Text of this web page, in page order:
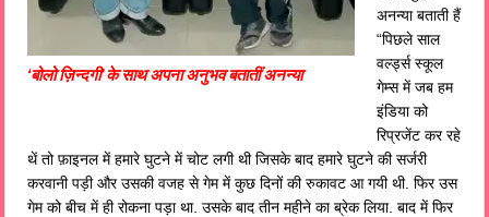
‘बोलो ज़िन्दगी’ के साथ अपना अनुभव बतातीं अनन्या
अनन्या बताती हैं
“पिछले साल
वर्ल्ड्स स्कूल
गेम्स में जब हम
इंडिया को
रिप्रजेंट कर रहे
थें तो फ़ाइनल में हमारे घुटने में चोट लगी थी जिसके बाद हमारे घुटने की सर्जरी
करवानी पड़ी और उसकी वजह से गेम में कुछ दिनों की रुकावट आ गयी थी. फिर उस
गेम को बीच में ही रोकना पड़ा था. उसके बाद तीन महीने का ब्रेक लिया. बाद में फिर